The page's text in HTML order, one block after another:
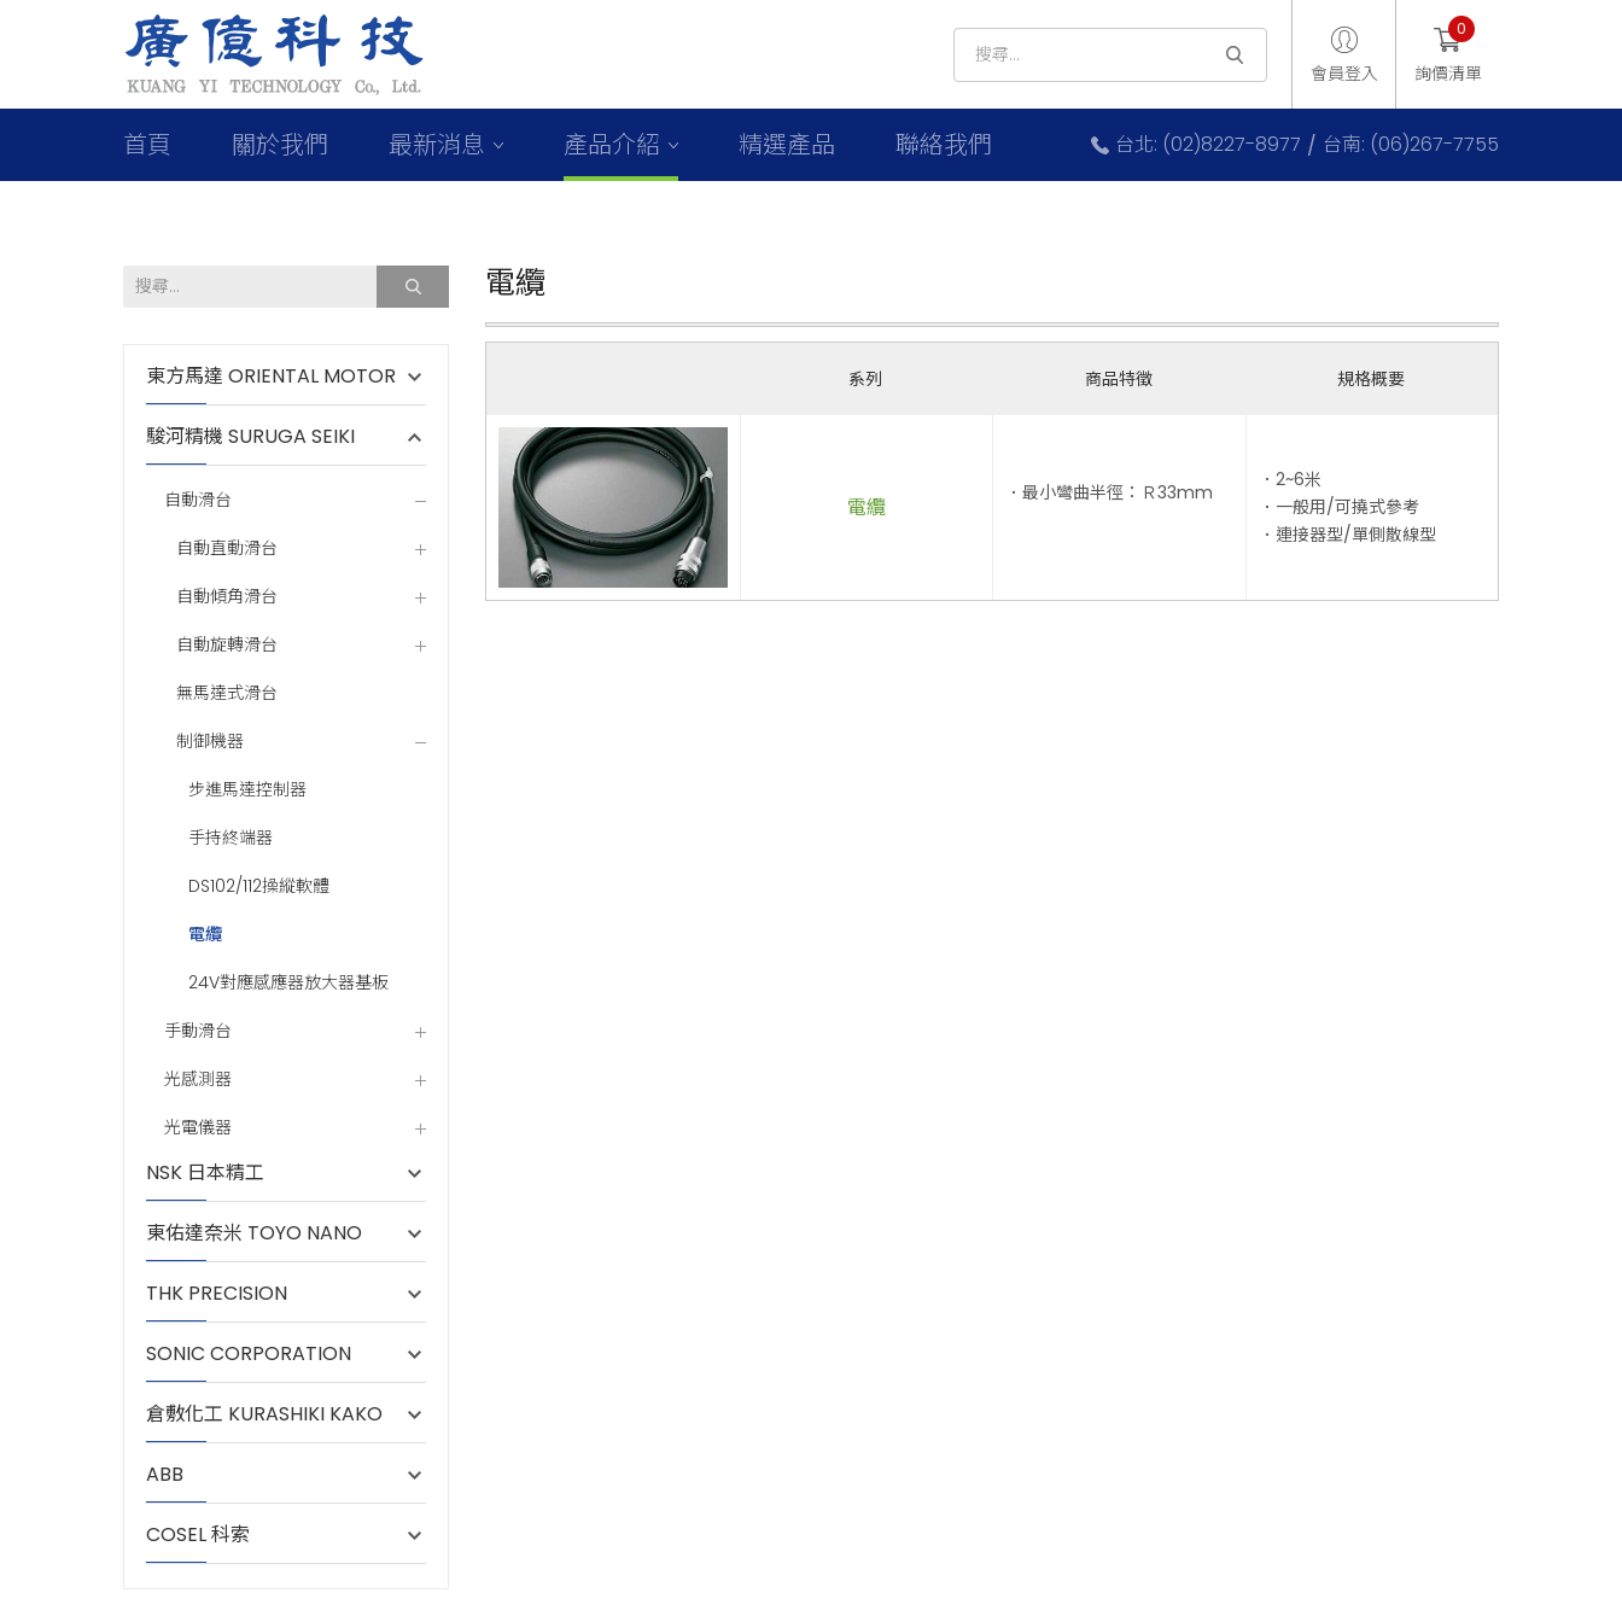
會員登入 詢價清單
0
首頁 關於我們 最新消息 產品介紹 精選產品 聯絡我們 台北: (02)8227-8977 台南: (06)267-7755
東方馬達 ORIENTAL MOTOR
駿河精機 SURUGA SEIKI
自動滑台
自動直動滑台
自動傾角滑台
自動旋轉滑台
無馬達式滑台
制御機器
步進馬達控制器
手持終端器
DS102/112操縱軟體
電纜
24V對應感應器放大器基板
手動滑台
光感測器
光電儀器
NSK 日本精工
東佑達奈米 TOYO NANO
THK PRECISION
SONIC CORPORATION
倉敷化工 KURASHIKI KAKO
ABB
COSEL 科索
電纜
系列 商品特徵 規格概要
電纜
．最小彎曲半徑：Ｒ33mm
．2~6米
．一般用/可撓式參考
．連接器型/單側散線型